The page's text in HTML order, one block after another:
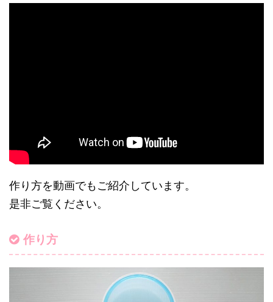
作り方を動画でもご紹介しています。
是非ご覧ください。
作り方